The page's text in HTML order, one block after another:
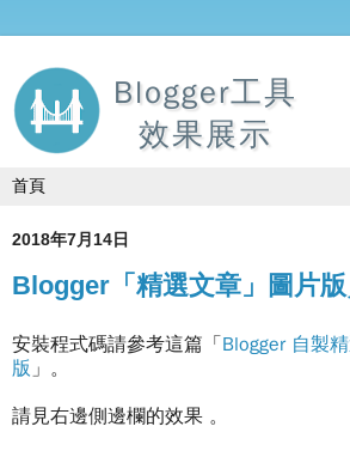
Blogger工具
效果展示
2018年7月14日
Blogger「精選文章」圖片
安裝程式碼請參考這篇「Blogger 自製
版 」。
請見右邊側邊欄的效果 。